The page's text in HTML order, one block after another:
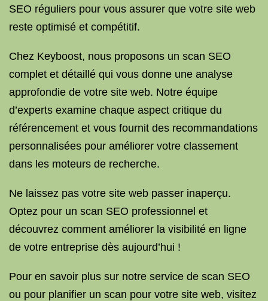
SEO réguliers pour vous assurer que votre site web
reste optimisé et compétitif.
Chez Keyboost, nous proposons un scan SEO
complet et détaillé qui vous donne une analyse
approfondie de votre site web. Notre équipe
d’experts examine chaque aspect critique du
référencement et vous fournit des recommandations
personnalisées pour améliorer votre classement
dans les moteurs de recherche.
Ne laissez pas votre site web passer inaperçu.
Optez pour un scan SEO professionnel et
découvrez comment améliorer la visibilité en ligne
de votre entreprise dès aujourd’hui !
Pour en savoir plus sur notre service de scan SEO
ou pour planifier un scan pour votre site web, visitez